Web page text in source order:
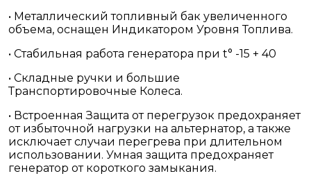
• Металлический топливный бак увеличенного
объема, оснащен Индикатором Уровня Топлива.
• Стабильная работа генератора при t° -15 + 40
• Складные ручки и большие
Транспортировочные Колеса.
• Встроенная Защита от перегрузок предохраняет
от избыточной нагрузки на альтернатор, а также
исключает случаи перегрева при длительном
использовании. Умная защита предохраняет
генератор от короткого замыкания.